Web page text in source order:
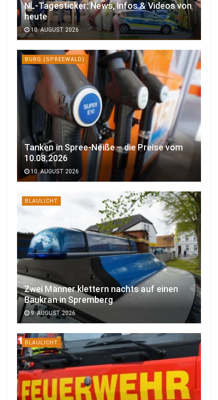
NL-Tagesticker: News, Infos & Videos von
heute
10. AUGUST 2026
BURG (SPREEWALD)
Tanken in Spree-Neiße – die Preise vom
10.08.2026
10. AUGUST 2026
BLAULICHT
Zwei Männer klettern nachts auf einen
Baukran in Spremberg
9. AUGUST 2026
BLAULICHT